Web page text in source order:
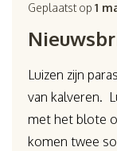
Geplaatst op1
Luizen zijn
van kalveren.
met het blote
komen twee